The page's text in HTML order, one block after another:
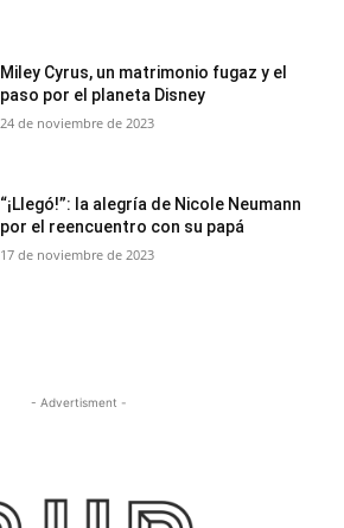
Miley Cyrus, un matrimonio fugaz y el
paso por el planeta Disney
24 de noviembre de 2023
“¡Llegó!”: la alegría de Nicole Neumann
por el reencuentro con su papá
17 de noviembre de 2023
- Advertisment -